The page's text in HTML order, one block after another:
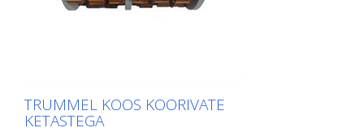
TRUMMEL KOOS KOORIVATE
KETASTEGA